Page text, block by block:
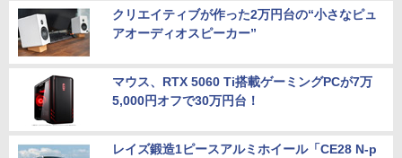
クリエイティブが作った2万円台の“小さなピュ
アオーディオスピーカー”
マウス、RTX 5060 Ti搭載ゲーミングPCが7万
5,000円オフで30万円台！
レイズ鍛造1ピースアルミホイール「CE28 N-p